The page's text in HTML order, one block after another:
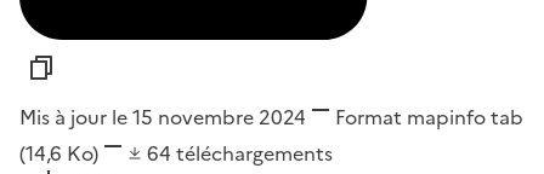
Mis à jour le 15 novembre 2024 Format mapinfo tab
(14,6 Ko)
64 téléchargements